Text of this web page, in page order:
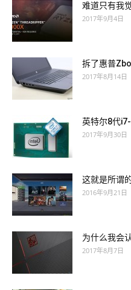
难道只有我
2017年9月4日
拆了惠普
2017年8月14日
英特尔8代
2017年9月30日
这就是所谓
2016年9月21日
为什么我会
2017年8月7日